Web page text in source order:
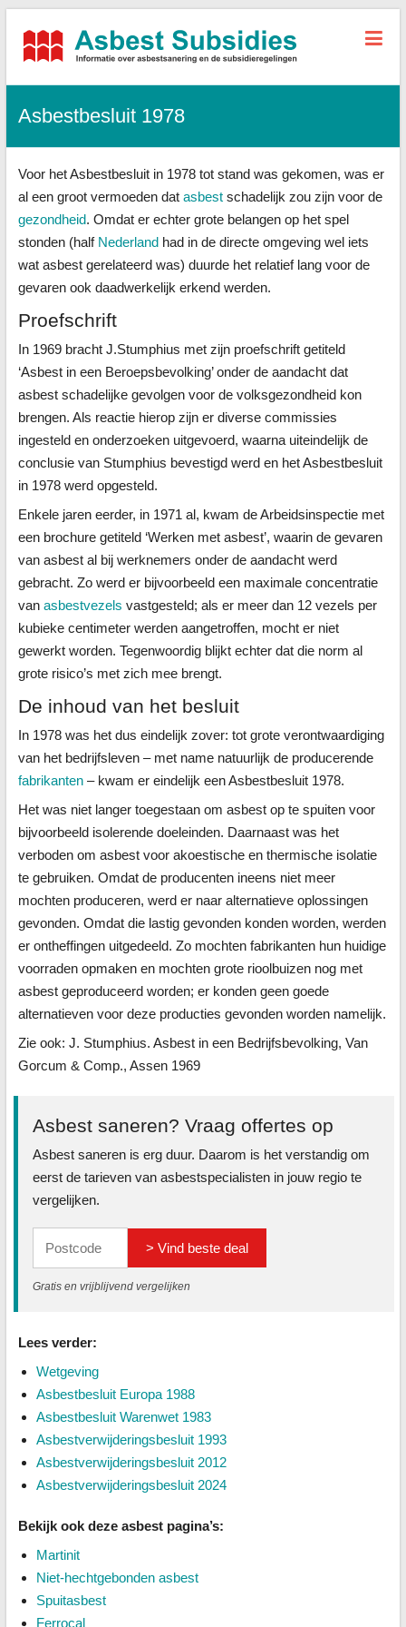
Asbest-
Alle
sanering
+
Asbestbesluit 1978
Voor het Asbestbesluit in 1978 tot stand was gekomen, was er
al een groot vermoeden dat asbestschadelijk zou zijn voor de
gezondheid. Omdat er echter grote belangen op het spel
stonden (half Nederlandhad in de directe omgeving wel iets
wat asbest gerelateerd was) duurde het relatief lang voor de
gevaren ook daadwerkelijk erkend werden.
Proefschrift
In 1969 bracht J.Stumphius met zijn proefschrift getiteld
‘Asbest in een Beroepsbevolking’ onder de aandacht dat
asbest schadelijke gevolgen voor de volksgezondheid kon
brengen. Als reactie hierop zijn er diverse commissies
ingesteld en onderzoeken uitgevoerd, waarna uiteindelijk de
conclusie van Stumphius bevestigd werd en het Asbestbesluit
in 1978 werd opgesteld.
Enkele jaren eerder, in 1971 al, kwam de Arbeidsinspectie met
een brochure getiteld ‘Werken met asbest’, waarin de gevaren
van asbest al bij werknemers onder de aandacht werd
gebracht. Zo werd er bijvoorbeeld een maximale concentratie
van asbestvezels vastgesteld; als er meer dan 12 vezels per
kubieke centimeter werden aangetroffen, mocht er niet
gewerkt worden. Tegenwoordig blijkt echter dat die norm al
grote risico’s met zich mee brengt.
De inhoud van het besluit
In 1978 was het dus eindelijk zover: tot grote verontwaardiging
van het bedrijfsleven – met name natuurlijk de producerende
fabrikanten– kwam er eindelijk een Asbestbesluit 1978.
Het was niet langer toegestaan om asbest op te spuiten voor
bijvoorbeeld isolerende doeleinden. Daarnaast was het
verboden om asbest voor akoestische en thermische isolatie
te gebruiken. Omdat de producenten ineens niet meer
mochten produceren, werd er naar alternatieve oplossingen
gevonden. Omdat die lastig gevonden konden worden, werden
er ontheffingen uitgedeeld. Zo mochten fabrikanten hun huidige
voorraden opmaken en mochten grote rioolbuizen nog met
asbest geproduceerd worden; er konden geen goede
alternatieven voor deze producties gevonden worden namelijk.
Zie ook: J. Stumphius. Asbest in een Bedrijfsbevolking, Van
Gorcum & Comp., Assen 1969
Asbest saneren? Vraag offertes op
Asbest saneren is erg duur. Daarom is het verstandig om
eerst de tarieven van asbestspecialisten in jouw regio te
vergelijken.
> Vind beste deal
Gratis en vrijblijvend vergelijken
Lees verder:
Wetgeving
Asbestbesluit Europa 1988
Asbestbesluit Warenwet 1983
Asbestverwijderingsbesluit 1993
Asbestverwijderingsbesluit 2012
Asbestverwijderingsbesluit 2024
Bekijk ook deze asbest pagina’s:
Martinit
Niet-hechtgebonden asbest
Spuitasbest
Ferrocal